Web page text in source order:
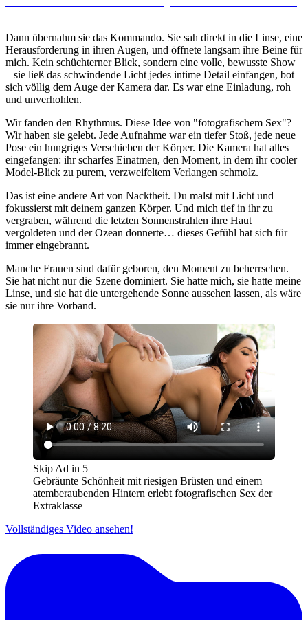
Dann übernahm sie das Kommando. Sie sah direkt in die Linse, eine
Herausforderung in ihren Augen, und öffnete langsam ihre Beine für
mich. Kein schüchterner Blick, sondern eine volle, bewusste Show
– sie ließ das schwindende Licht jedes intime Detail einfangen, bot
sich völlig dem Auge der Kamera dar. Es war eine Einladung, roh
und unverhohlen.
Wir fanden den Rhythmus. Diese Idee von "fotografischem Sex"?
Wir haben sie gelebt. Jede Aufnahme war ein tiefer Stoß, jede neue
Pose ein hungriges Verschieben der Körper. Die Kamera hat alles
eingefangen: ihr scharfes Einatmen, den Moment, in dem ihr cooler
Model-Blick zu purem, verzweifeltem Verlangen schmolz.
Das ist eine andere Art von Nacktheit. Du malst mit Licht und
fokussierst mit deinem ganzen Körper. Und mich tief in ihr zu
vergraben, während die letzten Sonnenstrahlen ihre Haut
vergoldeten und der Ozean donnerte… dieses Gefühl hat sich für
immer eingebrannt.
Manche Frauen sind dafür geboren, den Moment zu beherrschen.
Sie hat nicht nur die Szene dominiert. Sie hatte mich, sie hatte meine
Linse, und sie hat die untergehende Sonne aussehen lassen, als wäre
sie nur ihre Vorband.
Skip Ad in 5
Gebräunte Schönheit mit riesigen Brüsten und einem
atemberaubenden Hintern erlebt fotografischen Sex der
Extraklasse
Vollständiges Video ansehen!